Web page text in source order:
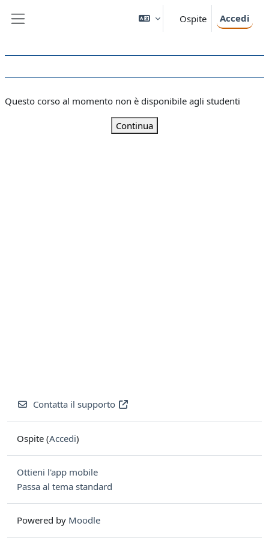
Ospite Accedi
Questo corso al momento non è disponibile agli studenti
Continua
Contatta il supporto
Ospite (Accedi)
Ottieni l'app mobile
Passa al tema standard
Powered by Moodle